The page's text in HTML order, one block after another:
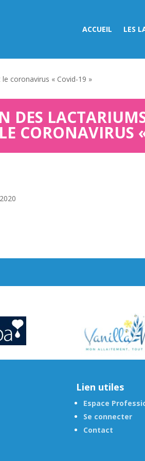
ACCUEIL LES
coronavirus « Covid-19 »
DES
CORONAVIRUS
Lien utiles
Espace
Se connecter
Contact